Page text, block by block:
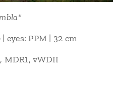
eyes: PPM | 32 cm
MDR1, vWDII